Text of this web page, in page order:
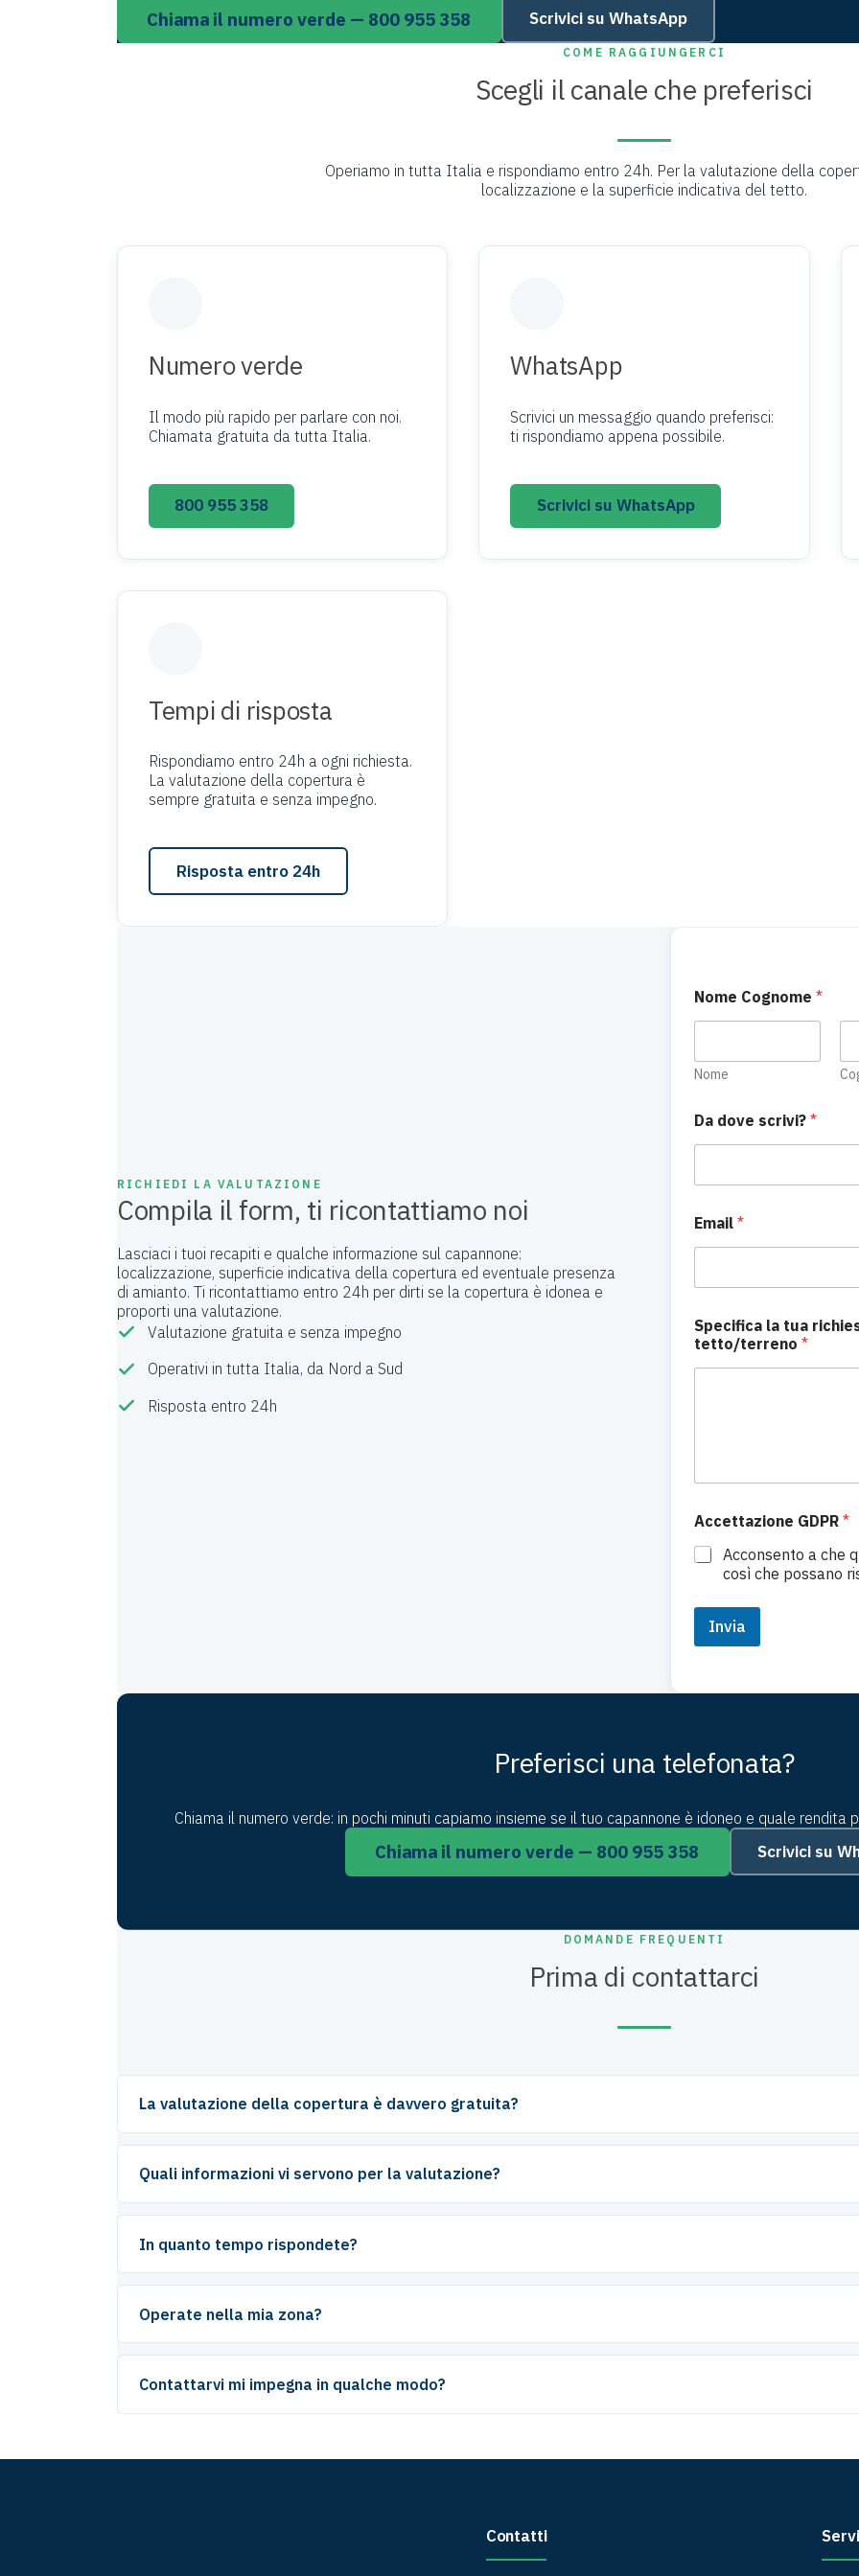
Chiama il numero verde — 800 955 358 Scrivici su WhatsApp
COME RAGGIUNGERCI
Scegli il canale che preferisci
Operiamo in tutta Italia e rispondiamo entro 24h. Per la valutazione della
localizzazione e la superficie indicativa del tetto.
Numero verde
Il modo più rapido per parlare con noi.
Chiamata gratuita da tutta Italia.
800 955 358
WhatsApp
Scrivici un messaggio quando preferisci:
ti rispondiamo appena possibile.
Scrivici su WhatsApp
Tempi di risposta
Rispondiamo entro 24h a ogni richiesta.
La valutazione della copertura è
sempre gratuita e senza impegno.
Risposta entro 24h
RICHIEDI LA VALUTAZIONE
Compila il form, ti ricontattiamo noi
Lasciaci i tuoi recapiti e qualche informazione sul capannone:
localizzazione, superficie indicativa della copertura ed eventuale presenza
di amianto. Ti ricontattiamo entro 24h per dirti se la copertura è idonea e
proporti una valutazione.
Valutazione gratuita e senza impegno
Operativi in tutta Italia, da Nord a Sud
Risposta entro 24h
m
a
l
l
A
c
c
t
a
n
Nome Cognome *
Nome
Da dove scrivi? *
Email *
Specifica la tua
tetto/terreno *
Accettazione GDPR *
Acconsento a che
così che possano
Invia
Preferisci una telefonata?
Chiama il numero verde: in pochi minuti capiamo insieme se il tuo capannone è idoneo e quale
Chiama il numero verde — 800 955 358 Scrivici su
DOMANDE FREQUENTI
Prima di contattarci
La valutazione della copertura è davvero gratuita?
Quali informazioni vi servono per la valutazione?
In quanto tempo rispondete?
Operate nella mia zona?
Contattarvi mi impegna in qualche modo?
Contatti